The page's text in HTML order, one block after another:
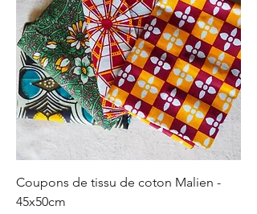
Coupons de tissu de coton Malien -
45x50cm